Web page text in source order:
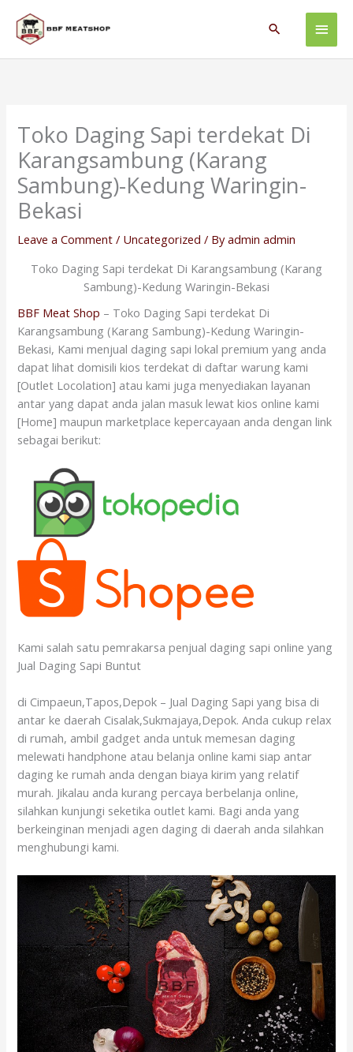
content
Main
Search
Toko Daging Sapi terdekat Di
Karangsambung (Karang
Sambung)-Kedung Waringin-
Bekasi
Leave a Comment / Uncategorized / Byadmin admin
Toko Daging Sapi terdekat Di Karangsambung (Karang
Sambung)-Kedung Waringin-Bekasi
BBF Meat Shop – Toko Daging Sapi terdekat Di
Karangsambung (Karang Sambung)-Kedung Waringin-
Bekasi, Kami menjual daging sapi lokal premium yang anda
dapat lihat domisili kios terdekat di daftar warung kami
[Outlet Locolation] atau kami juga menyediakan layanan
antar yang dapat anda jalan masuk lewat kios online kami
[Home] maupun marketplace kepercayaan anda dengan link
sebagai berikut:
Kami salah satu pemrakarsa penjual daging sapi online yang
Jual Daging Sapi Buntut
di Cimpaeun,Tapos,Depok – Jual Daging Sapi yang bisa di
antar ke daerah Cisalak,Sukmajaya,Depok. Anda cukup relax
di rumah, ambil gadget anda untuk memesan daging
melewati handphone atau belanja online kami siap antar
daging ke rumah anda dengan biaya kirim yang relatif
murah. Jikalau anda kurang percaya berbelanja online,
silahkan kunjungi seketika outlet kami. Bagi anda yang
berkeinginan menjadi agen daging di daerah anda silahkan
menghubungi kami.